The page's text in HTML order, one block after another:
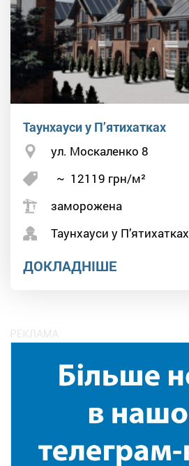
Таунхауси у П’ятихатках
ул. Москаленко 8
~ 12119 грн/м²
заморожена
Таунхауси у П’ятихатках
ДОКЛАДНІШЕ